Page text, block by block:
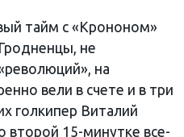
тайм с «Крононом»
не
на
вели в счете и в три
голкипер Виталий
15-минутке все-